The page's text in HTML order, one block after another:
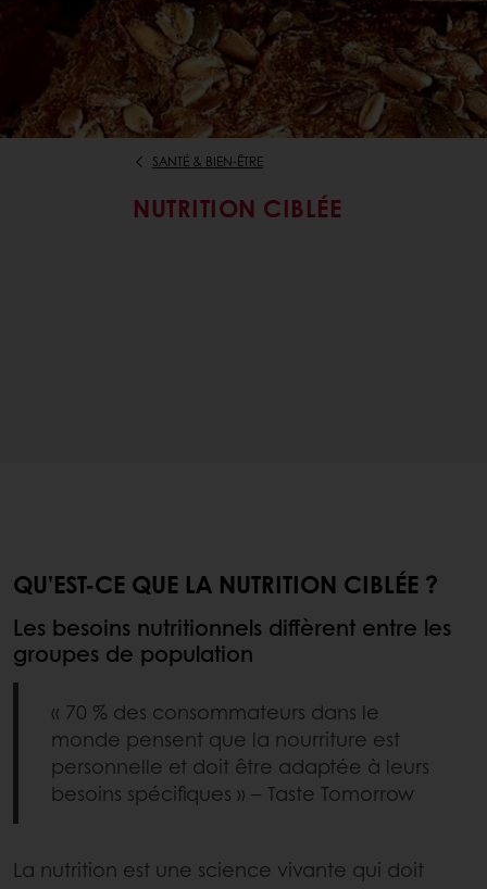
SANTÉ & BIEN-ÊTRE
NUTRITION CIBLÉE
QU’EST-CE QUE LA NUTRITION CIBLÉE ?
Les besoins nutritionnels diffèrent entre les
groupes de population
« 70 % des consommateurs dans le
monde pensent que la nourriture est
personnelle et doit être adaptée à leurs
besoins spécifiques » – Taste Tomorrow
La nutrition est une science vivante qui doit